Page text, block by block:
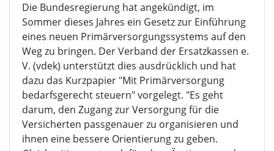
Die Bundesregierung hat angekündigt, im
Sommer dieses Jahres ein Gesetz zur Einführung
eines neuen Primärversorgungssystems auf den
Weg zu bringen. Der Verband der Ersatzkassen e.
V. (vdek) unterstützt dies ausdrücklich und hat
dazu das Kurzpapier "Mit Primärversorgung
bedarfsgerecht steuern" vorgelegt. "Es geht
darum, den Zugang zur Versorgung für die
Versicherten passgenauer zu organisieren und
ihnen eine bessere Orientierung zu geben.